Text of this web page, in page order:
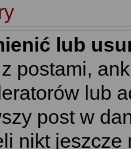
lub
postami,
lub
post w
nikt jeszcze